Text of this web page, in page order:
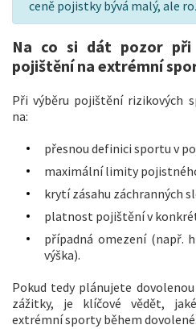
ceně pojistky bývá malý, ale
Na co si dát pozor při
pojištění na extrémní
Při výběru pojištění rizikových
na:
přesnou definici sportu v
maximální limity
krytí zásahu záchranných
platnost pojištění v
případná omezení (např.
výška).
Pokud tedy plánujete
zážitky, je klíčové vědět,
extrémní sporty během dovolené.